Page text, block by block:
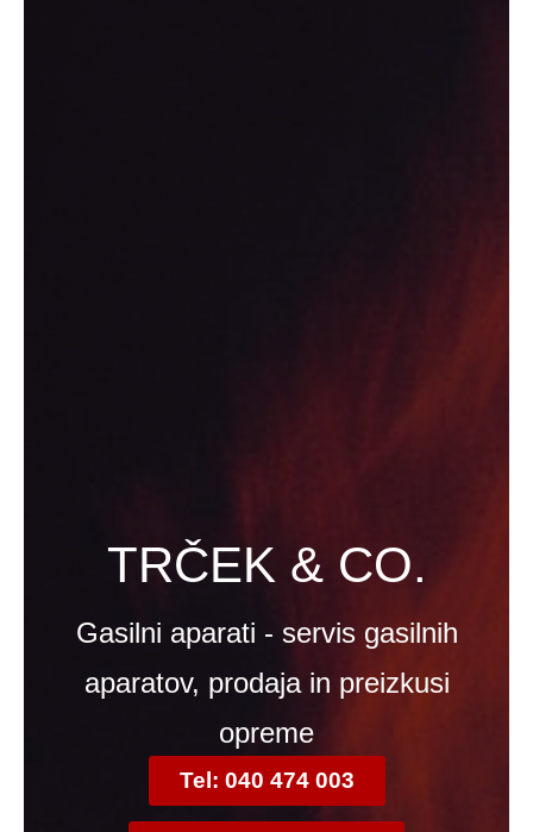
TRČEK & CO.
Gasilni aparati - servis gasilnih
aparatov, prodaja in preizkusi
opreme
Tel: 040 474 003